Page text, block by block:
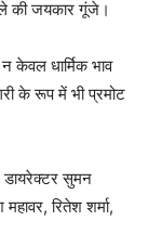
की जयकार गूंजे।
केवल धार्मिक भाव
के रूप में भी प्रमोट
सुमन
रितेश शर्मा,